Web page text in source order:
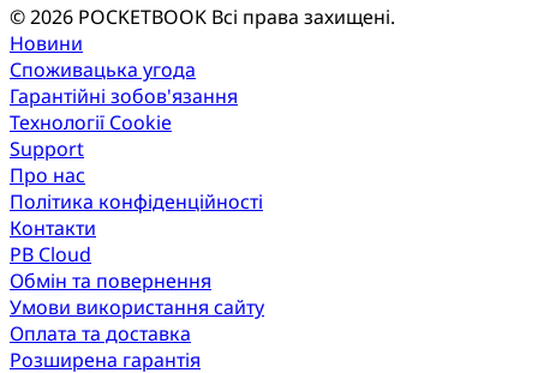
© 2026 POCKETBOOK Всі права захищені.
Новини
Споживацька угода
Гарантійні зобов'язання
Технології Cookie
Support
Про нас
Політика конфіденційності
Контакти
PB Cloud
Обмін та повернення
Умови використання сайту
Оплата та доставка
Розширена гарантія